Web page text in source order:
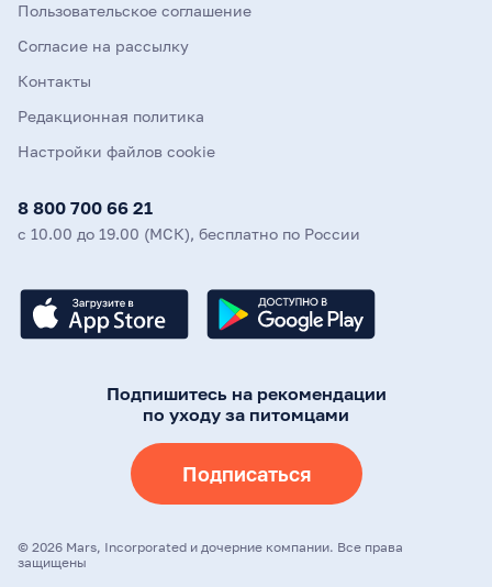
Пользовательское соглашение
Согласие на рассылку
Контакты
Редакционная политика
Настройки файлов cookie
8 800 700 66 21
с 10.00 до 19.00 (МСК), бесплатно по России
Подпишитесь на рекомендации
по уходу за питомцами
Подписаться
© 2026 Mars, Incorporated и дочерние компании. Все права
защищены